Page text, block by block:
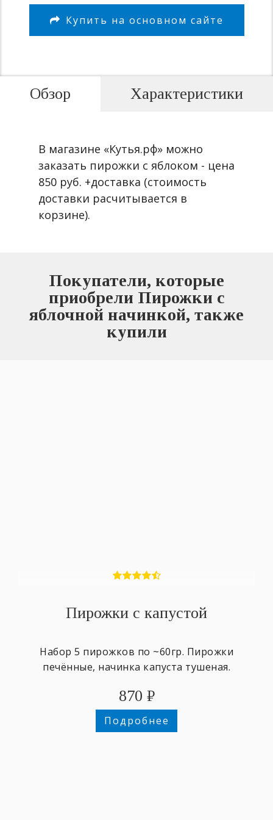
Купить на основном сайте
Обзор
В магазине «Кутья.рф» можно
заказать пирожки с яблоком - цена
850 руб. +доставка (стоимость
доставки расчитывается в
корзине).
Характеристики
Покупатели, которые
приобрели Пирожки с
яблочной начинкой, также
купили
Пирожки с капустой
Набор 5 пирожков по ~60гр. Пирожки
печённые, начинка капуста тушеная.
870 ₽
Подробнее